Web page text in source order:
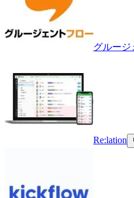
グルージ
Re:lation